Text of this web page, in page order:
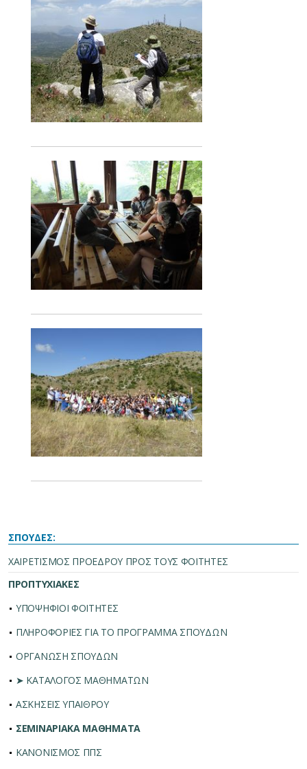
ΣΠΟΥΔΕΣ:
ΧΑΙΡΕΤΙΣΜΟΣ ΠΡΟΕΔΡΟΥ ΠΡΟΣ ΤΟΥΣ ΦΟΙΤΗΤΕΣ
ΠΡΟΠΤΥΧΙΑΚΕΣ
ΥΠΟΨΗΦΙΟΙ ΦΟΙΤΗΤΕΣ
ΠΛΗΡΟΦΟΡΙΕΣ ΓΙΑ ΤΟ ΠΡΟΓΡΑΜΜΑ ΣΠΟΥΔΩΝ
ΟΡΓΑΝΩΣΗ ΣΠΟΥΔΩΝ
➤ ΚΑΤΑΛΟΓΟΣ ΜΑΘΗΜΑΤΩΝ
ΑΣΚΗΣΕΙΣ ΥΠΑΙΘΡΟΥ
ΣΕΜΙΝΑΡΙΑΚΑ ΜΑΘΗΜΑΤΑ
ΚΑΝΟΝΙΣΜΟΣ ΠΠΣ